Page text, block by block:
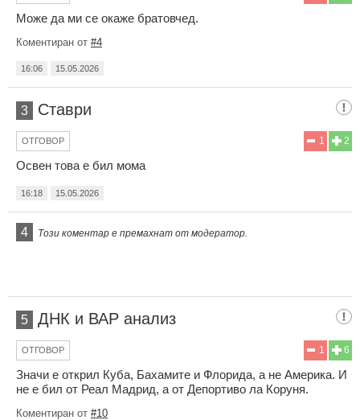
Може да ми се окаже братовчед.
Коментиран от #4
16:06 15.05.2026
3 Ставри
2
1
ОТГОВОР
Освен това е бил мома
16:18 15.05.2026
4 Този коментар е премахнат от модератор.
5 ДНК и ВАР анализ
6
1
ОТГОВОР
Значи е открил Куба, Бахамите и Флорида, а не Америка. И
не е бил от Реал Мадрид, а от Депортиво ла Коруня.
Коментиран от #10